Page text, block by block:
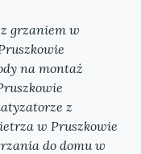
grzaniem w
na montaż
z
w Pruszkowie
do domu w